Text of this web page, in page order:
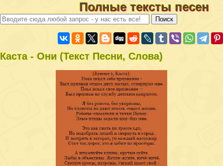
Полные тексты песен
Каста - Они (Текст Песни, Слова)